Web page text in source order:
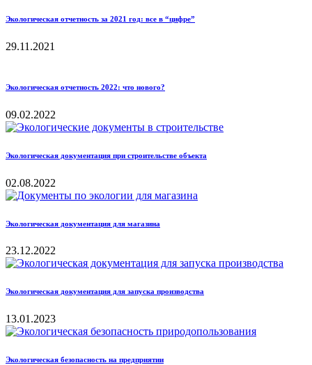
Экологическая отчетность за 2021 год: все в “цифре”
29.11.2021
Экологическая отчетность 2022: что нового?
09.02.2022
Экологическая документация при строительстве объекта
02.08.2022
Экологическая документация для магазина
23.12.2022
Экологическая документация для запуска производства
13.01.2023
Экологическая безопасность на предприятии